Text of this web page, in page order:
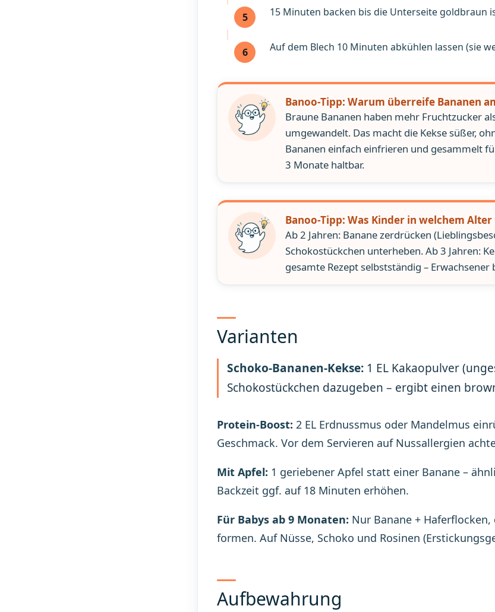
5 15 Minuten backen bis die Unterseite goldbraun
6 Auf dem Blech 10 Minuten abkühlen lassen (sie
Banoo-Tipp: Warum überreife Bananen
Braune Bananen haben mehr Fruchtzucker
umgewandelt. Das macht die Kekse süßer,
Bananen einfach einfrieren und gesammelt
3 Monate haltbar.
Banoo-Tipp: Was Kinder in welchem
Ab 2 Jahren: Banane zerdrücken
Schokostückchen unterheben. Ab 3 Jahren:
gesamte Rezept selbstständig –
Varianten
Schoko-Bananen-Kekse: 1 EL Kakaopulver
Schokostückchen dazugeben – ergibt einen
Protein-Boost: 2 EL Erdnussmus oder Mandelmus
Geschmack. Vor dem Servieren auf Nussallergien
Mit Apfel: 1 geriebener Apfel statt einer Banane –
Backzeit ggf. auf 18 Minuten erhöhen.
Für Babys ab 9 Monaten: Nur Banane +
formen. Auf Nüsse, Schoko und Rosinen
Aufbewahrung